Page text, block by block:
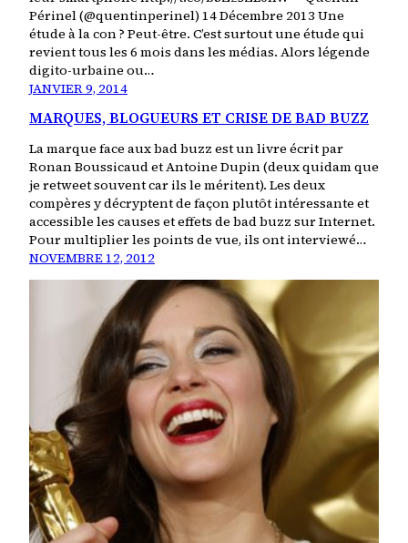
Périnel (@quentinperinel) 14 Décembre 2013 Une
étude à la con ? Peut-être. C’est surtout une étude qui
revient tous les 6 mois dans les médias. Alors légende
digito-urbaine ou…
JANVIER 9, 2014
MARQUES, BLOGUEURS ET CRISE DE BAD BUZZ
La marque face aux bad buzz est un livre écrit par
Ronan Boussicaud et Antoine Dupin (deux quidam que
je retweet souvent car ils le méritent). Les deux
compères y décryptent de façon plutôt intéressante et
accessible les causes et effets de bad buzz sur Internet.
Pour multiplier les points de vue, ils ont interviewé…
NOVEMBRE 12, 2012